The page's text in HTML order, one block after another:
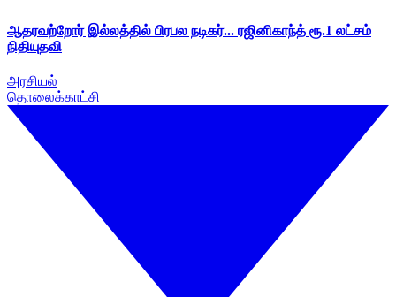
ஆதரவற்றோர் இல்லத்தில் பிரபல நடிகர்... ரஜினிகாந்த் ரூ.1 லட்சம்
நிதியுதவி
அரசியல்
தொலைக்காட்சி